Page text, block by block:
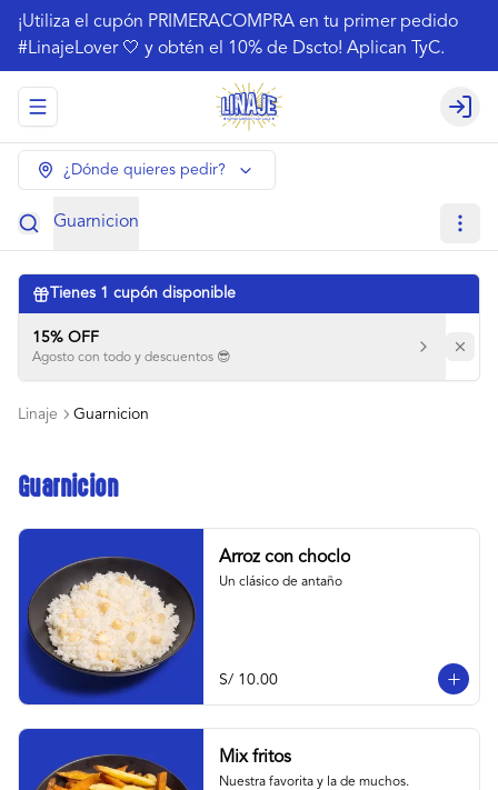
¡Utiliza el cupón PRIMERACOMPRA en tu primer pedido
#LinajeLover 🤍 y obtén el 10% de Dscto! Aplican TyC.
Abrir menu de navegación Login
¿Dónde quieres pedir?
Guarnicion
Tienes 1 cupón disponible
15% OFF
Agosto con todo y descuentos 😎
Linaje Guarnicion
Guarnicion
Arroz con choclo
Un clásico de antaño
S/ 10.00
Mix fritos
Nuestra favorita y la de muchos.